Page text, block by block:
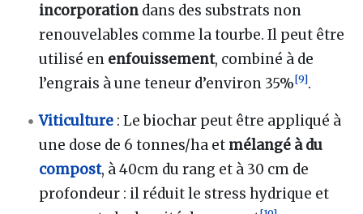
incorporation dans des substrats non
renouvelables comme la tourbe. Il peut être
utilisé en enfouissement, combiné à de
l’engrais à une teneur d’environ 35%[9].
Viticulture : Le biochar peut être appliqué à
une dose de 6 tonnes/ha et mélangé à du
compost, à 40cm du rang et à 30 cm de
profondeur : il réduit le stress hydrique et